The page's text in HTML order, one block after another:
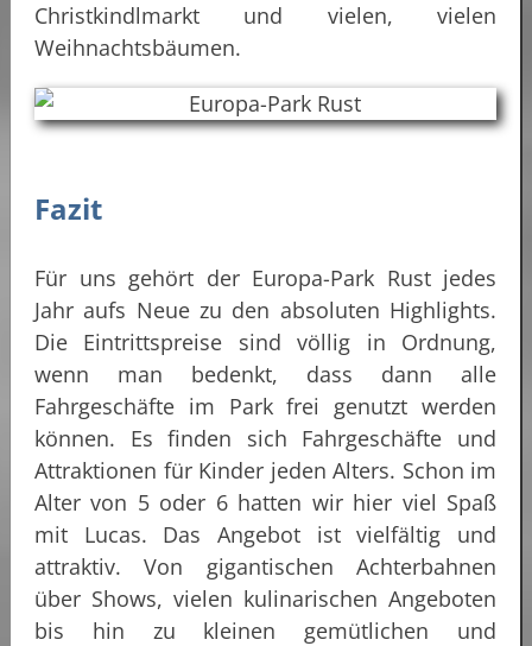
Christkindlmarkt und vielen, vielen
Weihnachtsbäumen.
Fazit
Für uns gehört der Europa-Park Rust jedes
Jahr aufs Neue zu den absoluten Highlights.
Die Eintrittspreise sind völlig in Ordnung,
wenn man bedenkt, dass dann alle
Fahrgeschäfte im Park frei genutzt werden
können. Es finden sich Fahrgeschäfte und
Attraktionen für Kinder jeden Alters. Schon im
Alter von 5 oder 6 hatten wir hier viel Spaß
mit Lucas. Das Angebot ist vielfältig und
attraktiv. Von gigantischen Achterbahnen
über Shows, vielen kulinarischen Angeboten
bis hin zu kleinen gemütlichen und